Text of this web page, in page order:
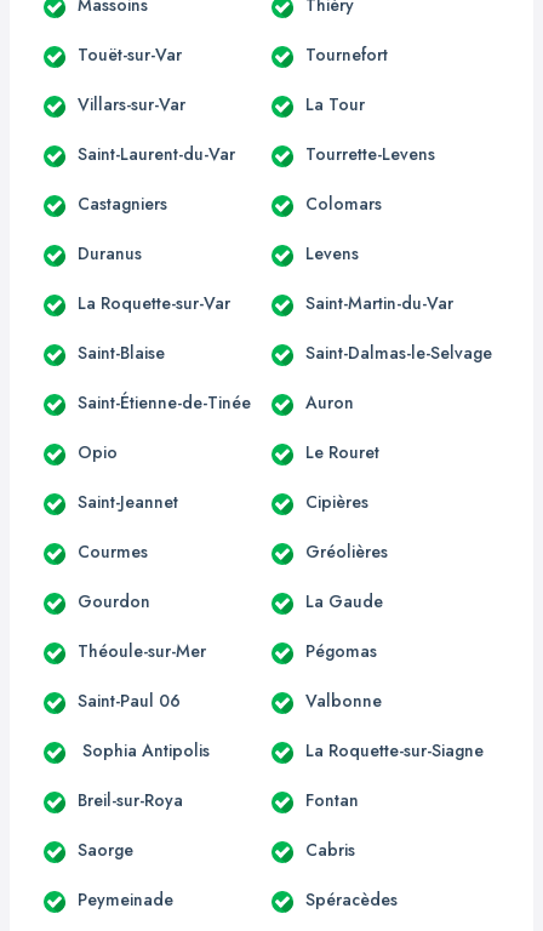
Touët-sur-Var Tournefort
Villars-sur-Var La Tour
Saint-Laurent-du-Var Tourrette-Levens
Castagniers Colomars
Duranus Levens
La Roquette-sur-Var Saint-Martin-du-Var
Saint-Blaise Saint-Dalmas-le-Selvage
Saint-Étienne-de-Tinée Auron
Opio Le Rouret
Saint-Jeannet Cipières
Courmes Gréolières
Gourdon La Gaude
Théoule-sur-Mer Pégomas
Saint-Paul 06 Valbonne
Sophia Antipolis La Roquette-sur-Siagne
Breil-sur-Roya Fontan
Saorge Cabris
Peymeinade Spéracèdes